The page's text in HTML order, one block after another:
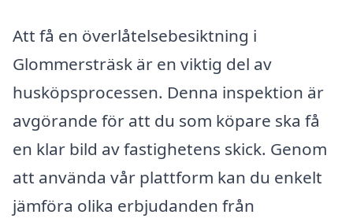
Att få en överlåtelsebesiktning i
Glommersträsk är en viktig del av
husköpsprocessen. Denna inspektion är
avgörande för att du som köpare ska få
en klar bild av fastighetens skick. Genom
att använda vår plattform kan du enkelt
jämföra olika erbjudanden från